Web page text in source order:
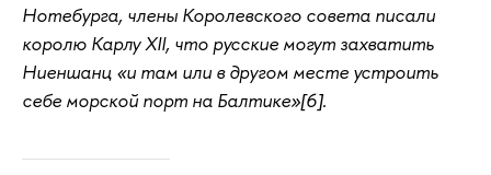
Нотебурга, члены Королевского совета писали
королю Карлу XII, что русские могут захватить
Ниеншанц «и там или в другом месте устроить
себе морской порт на Балтике»[6].